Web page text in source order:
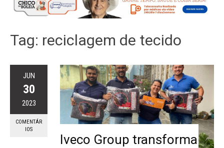
Tag: reciclagem de tecido
JUN
30
2023
COMENTÁR
IOS
Iveco Group transforma